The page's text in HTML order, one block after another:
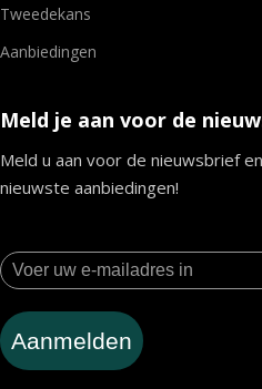
Tweedekans
Aanbiedingen
Meld je aan voor de
Meld u aan voor de nieuwsbrief
nieuwste aanbiedingen!
Aanmelden